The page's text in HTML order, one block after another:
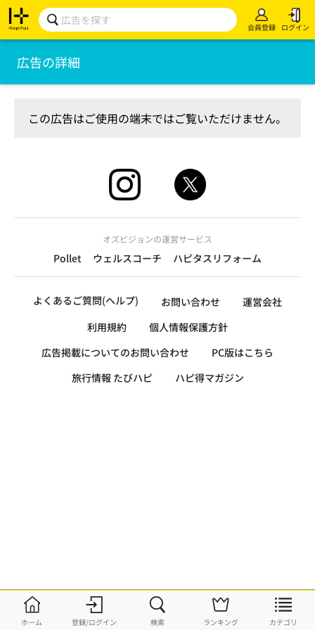
会員登録 ログイン
ホーム 登録/ログイン 検索 ランキング カテゴリ
広告の詳細
この広告はご使用の端末ではご覧いただけません。
オズビジョンの運営サービス
Pollet ウェルスコーチ ハピタスリフォーム
よくあるご質問(ヘルプ) お問い合わせ
運営会社
利用規約
個人情報保護方針
広告掲載についてのお問い合わせ
PC版はこちら
旅行情報 たびハピ
ハピ得マガジン